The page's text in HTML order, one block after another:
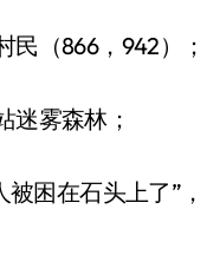
（866，942）；
迷雾森林；
困在石头上了”，